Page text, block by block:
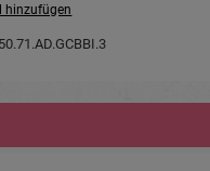
hinzufügen
50.71.AD.GCBBI.3